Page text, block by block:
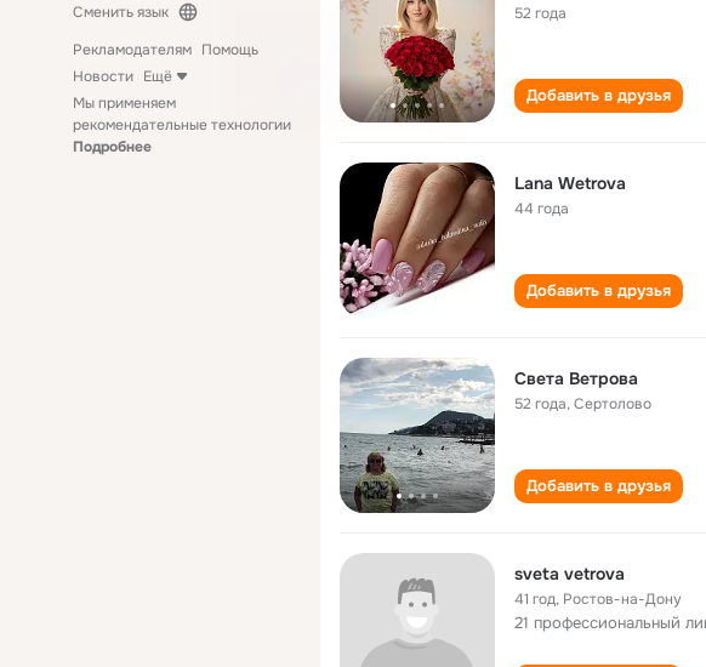
Сменить язык
Рекламодателям Помощь
Новости Ещё
Мы применяем
рекомендательные технологии
Подробнее
52 года
Добавить в друзья
Lana Wetrova
44 года
Добавить в друзья
Света Ветрова
52 года,Сертолово
Добавить в друзья
sveta vetrova
41 год, Ростов-на-Дону
21 профессиональный